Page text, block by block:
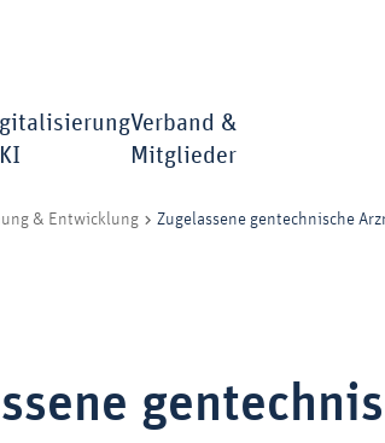
Verband &
Mitglieder
& Entwicklung Zugelassene gentechnische